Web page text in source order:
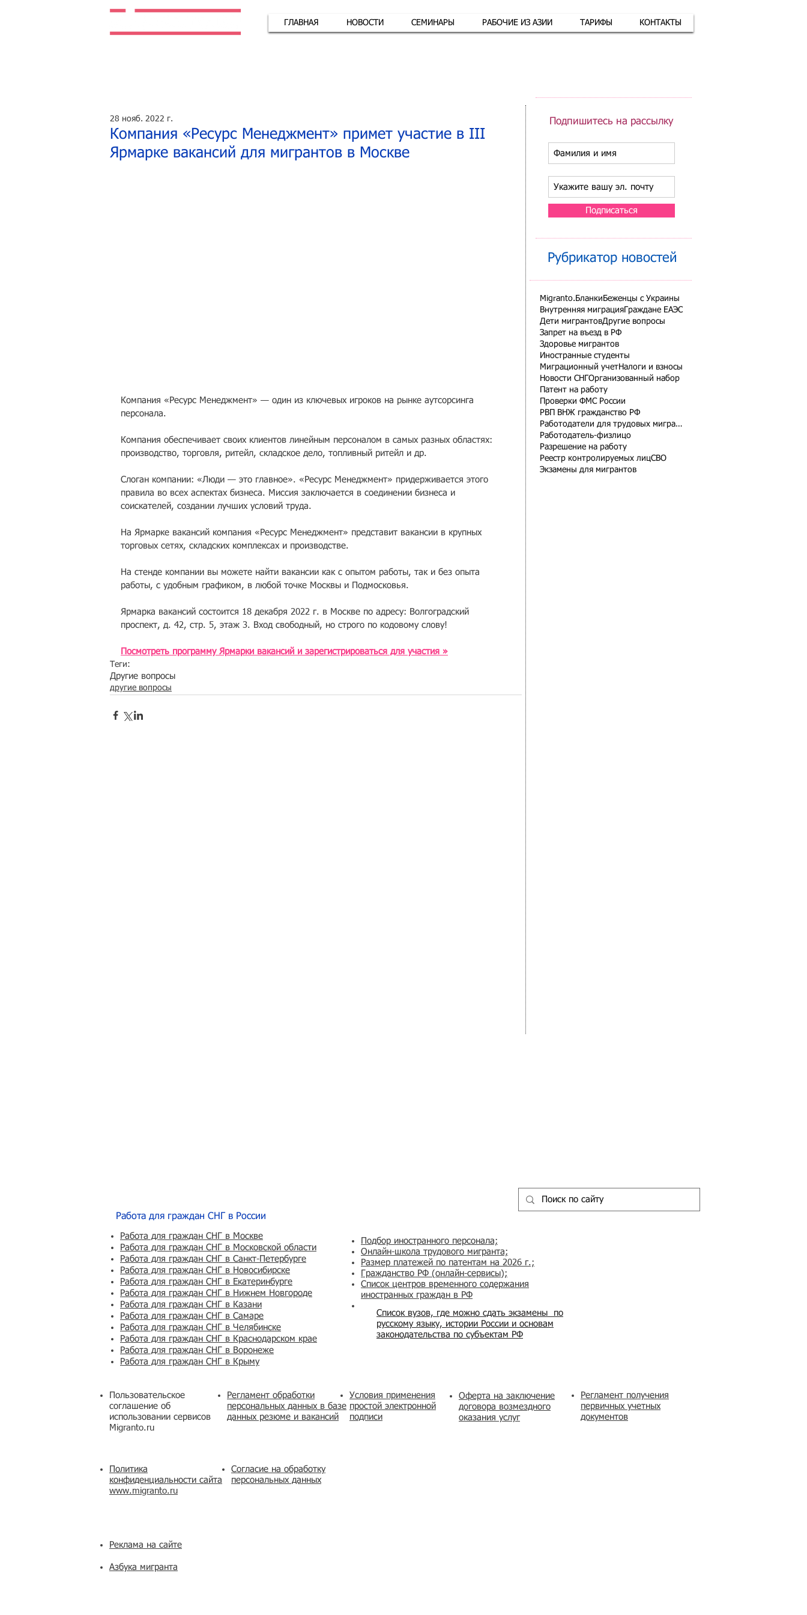
ГЛАВНАЯ НОВОСТИ СЕМИНАРЫ РАБОЧИЕ ИЗ АЗИИ ТАРИФЫ КОНТАКТЫ
Компания «Ресурс Менеджмент» примет участие в III
Ярмарке вакансий для мигрантов в Москве
28 нояб. 2022 г.
Компания «Ресурс Менеджмент» — один из ключевых игроков на рынке аутсорсинга
персонала.
Компания обеспечивает своих клиентов линейным персоналом в самых разных областях:
производство, торговля, ритейл, cкладское дело, топливный ритейл и др.
Слоган компании: «Люди — это главное». «Ресурс Менеджмент» придерживается этого
правила во всех аспектах бизнеса. Миссия заключается в соединении бизнеса и
соискателей, создании лучших условий труда.
На Ярмарке вакансий компания «Ресурс Менеджмент» представит вакансии в крупных
торговых сетях, складских комплексах и производстве.
На стенде компании вы можете найти вакансии как с опытом работы, так и без опыта
работы, с удобным графиком, в любой точке Москвы и Подмосковья.
Ярмарка вакансий состоится 18 декабря 2022 г. в Москве по адресу: Волгоградский
проспект, д. 42, стр. 5, этаж 3. Вход свободный, но строго по кодовому слову!
Посмотреть программу Ярмарки вакансий и зарегистрироваться для участия »
Теги:
Другие вопросы
другие вопросы
Подпишитесь на рассылку
Подписаться
Рубрикатор новостей
Migranto.Бланки Беженцы с Украины
Внутренняя миграция Граждане ЕАЭС
Дети мигрантовДругие вопросы
Запрет на въезд в РФ
Здоровье мигрантов
Иностранные студенты
Миграционный учетНалоги и взносы
Новости СНГ Организованный набор
Патент на работу
Проверки ФМС России
РВП ВНЖ гражданство РФ
Работодатели для трудовых мигрантов
Работодатель-физлицо
Разрешение на работу
Реестр контролируемых лицСВО
Экзамены для мигрантов
Работа для граждан СНГ в России
Работа для граждан СНГ в Москве
Работа для граждан СНГ в Московской области
Работа для граждан СНГ в Санкт-Петербурге
Работа для граждан СНГ в Новосибирске
Работа для граждан СНГ в Екатеринбурге
Работа для граждан СНГ в Нижнем Новгороде
Работа для граждан СНГ в Казани
Работа для граждан СНГ в Самаре
Работа для граждан СНГ в Челябинске
Работа для граждан СНГ в Краснодарском крае
Работа для граждан СНГ в Воронеже
Работа для граждан СНГ в Крыму
Пользовательское
соглашение об
использовании сервисов
Migranto.ru
Регламент обработки
персональных данных в базе
данных резюме и вакансий
Политика
конфиденциальности сайта
www.migranto.ru
Согласие на обработку
персональных данных
Реклама на сайте
Азбука мигранта
Список вузов, где можно сдать экзамены по
русскому языку, истории России и основам
законодательства по субъектам РФ
Подбор иностранного персонала;
Онлайн-школа трудового мигранта;
Размер платежей по патентам на 2026 г.;
Гражданство РФ (онлайн-сервисы);
Список центров временного содержания
иностранных граждан в РФ
Условия применения
простой электронной
подписи
​Оферта на заключение
договора возмездного
оказания услуг
Регламент получения
первичных учетных
документов